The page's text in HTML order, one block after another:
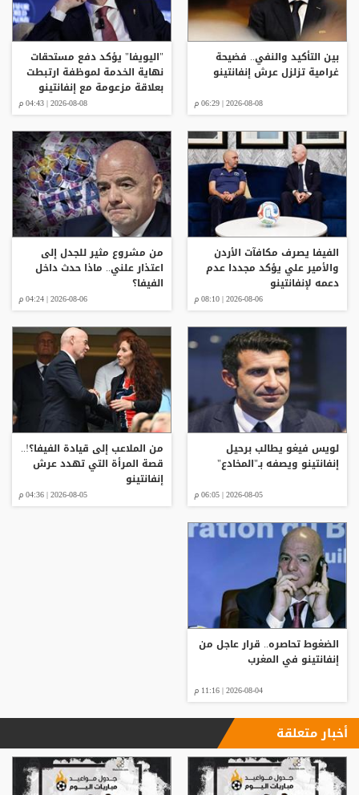
بين التأكيد والنفي.. فضيحة
غرامية تزلزل عرش إنفانتينو
2026-08-08 | 06:29 م
"اليويفا" يؤكد دفع مستحقات
نهاية الخدمة لموظفة ارتبطت
بعلاقة مزعومة مع إنفانتينو
2026-08-08 | 04:43 م
الفيفا يصرف مكافآت الأردن
والأمير علي يؤكد مجددا عدم
دعمه لإنفانتينو
2026-08-06 | 08:10 م
من مشروع مثير للجدل إلى
اعتذار علني.. ماذا حدث داخل
الفيفا؟
2026-08-06 | 04:24 م
لويس فيغو يطالب برحيل
إنفانتينو ويصفه بـ"المخادع"
2026-08-05 | 06:05 م
من الملاعب إلى قيادة الفيفا؟!..
قصة المرأة التي تهدد عرش
إنفانتينو
2026-08-05 | 04:36 م
الضغوط تحاصره.. قرار عاجل من
إنفانتينو في المغرب
2026-08-04 | 11:16 م
أخبار متعلقة